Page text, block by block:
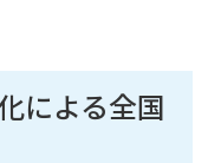
による全国